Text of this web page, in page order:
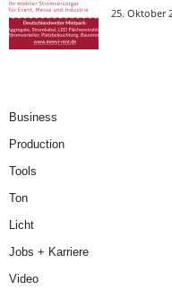
25. Oktober
Business
Production
Tools
Ton
Licht
Jobs + Karriere
Video